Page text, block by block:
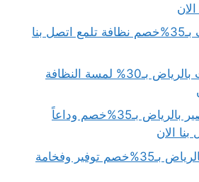
شركة تنظيف بعفيف بـ35%خصم نظافة تلمع اتصل بنا
شركة تنظيف محلات بالرياض بـ30% لمسة النظافة
شركة مكافحة صراصير بالرياض بـ35%خصم وداعاً
الان
شركة عزل اسطح بالرياض بـ35%خصم توفير وفخامة